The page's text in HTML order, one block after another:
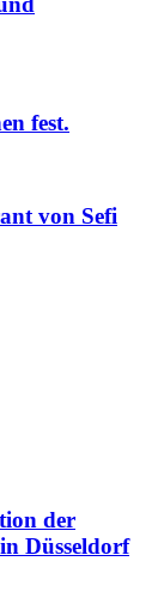
fest.
von Sefi
der
Düsseldorf